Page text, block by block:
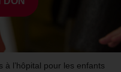
à l’hôpital pour les enfants